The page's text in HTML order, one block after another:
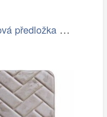
Koupelnová předložka Optima 60x90 cm…